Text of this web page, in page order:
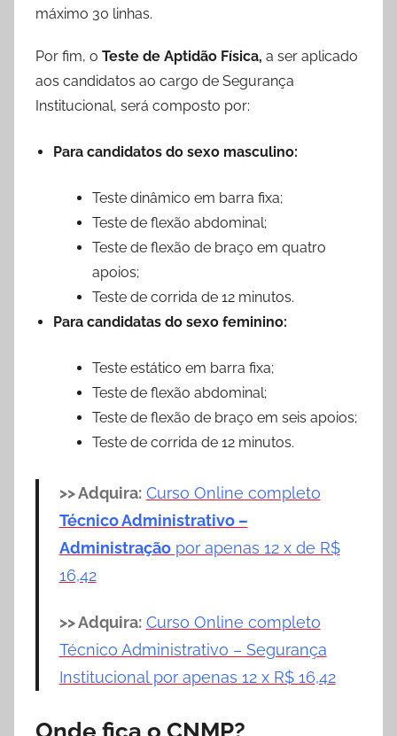
máximo 30 linhas.
Por fim, o Teste de Aptidão Física, a ser aplicado
aos candidatos ao cargo de Segurança
Institucional, será composto por:
Para candidatos do sexo masculino:
Teste dinâmico em barra fixa;
Teste de flexão abdominal;
Teste de flexão de braço em quatro
apoios;
Teste de corrida de 12 minutos.
Para candidatas do sexo feminino:
Teste estático em barra fixa;
Teste de flexão abdominal;
Teste de flexão de braço em seis apoios;
Teste de corrida de 12 minutos.
>> Adquira: Curso Online completo
Técnico Administrativo –
Administraçãopor apenas 12 x de R$
16,42
>> Adquira: Curso Online completo
Técnico Administrativo – Segurança
Institucional por apenas 12 x R$ 16,42